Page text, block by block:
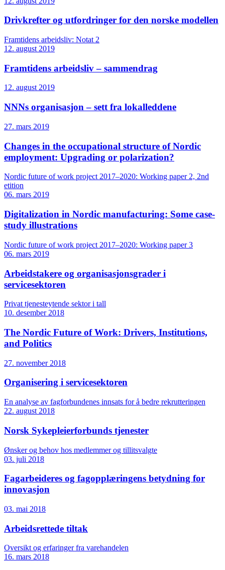
Drivkrefter og utfordringer for den norske modellen
Framtidens arbeidsliv: Notat 2
12. august 2019
Framtidens arbeidsliv – sammendrag
12. august 2019
NNNs organisasjon – sett fra lokalleddene
27. mars 2019
Changes in the occupational structure of Nordic
employment: Upgrading or polarization?
Nordic future of work project 2017–2020: Working paper 2, 2nd
etition
06. mars 2019
Digitalization in Nordic manufacturing: Some case-
study illustrations
Nordic future of work project 2017–2020: Working paper 3
06. mars 2019
Arbeidstakere og organisasjonsgrader i
servicesektoren
Privat tjenesteytende sektor i tall
10. desember 2018
The Nordic Future of Work: Drivers, Institutions,
and Politics
27. november 2018
Organisering i servicesektoren
En analyse av fagforbundenes innsats for å bedre rekrutteringen
22. august 2018
Norsk Sykepleierforbunds tjenester
Ønsker og behov hos medlemmer og tillitsvalgte
03. juli 2018
Fagarbeideres og fagopplæringens betydning for
innovasjon
03. mai 2018
Arbeidsrettede tiltak
Oversikt og erfaringer fra varehandelen
16. mars 2018